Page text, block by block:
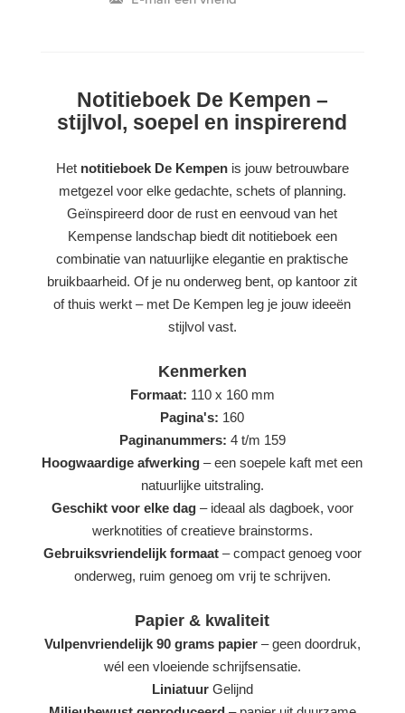
Notitieboek De Kempen –
stijlvol, soepel en inspirerend
Het notitieboek De Kempenis jouw betrouwbare
metgezel voor elke gedachte, schets of planning.
Geïnspireerd door de rust en eenvoud van het
Kempense landschap biedt dit notitieboek een
combinatie van natuurlijke elegantie en praktische
bruikbaarheid. Of je nu onderweg bent, op kantoor zit
of thuis werkt – met De Kempen leg je jouw ideeën
stijlvol vast.
Kenmerken
Formaat: 110 x 160 mm
Pagina's: 160
Paginanummers: 4 t/m 159
Hoogwaardige afwerking – een soepele kaft met een
natuurlijke uitstraling.
Geschikt voor elke dag– ideaal als dagboek, voor
werknotities of creatieve brainstorms.
Gebruiksvriendelijk formaat– compact genoeg voor
onderweg, ruim genoeg om vrij te schrijven.
Papier & kwaliteit
Vulpenvriendelijk 90 grams papier– geen doordruk,
wél een vloeiende schrijfsensatie.
LiniatuurGelijnd